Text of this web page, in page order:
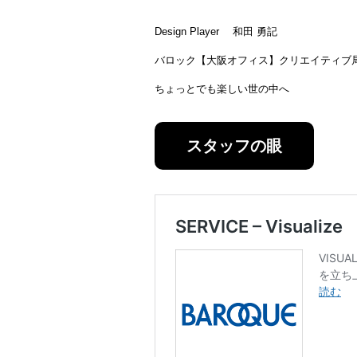
Design Player 和田 勇記
バロック【大阪オフィス】クリエイティブ
ちょっとでも楽しい世の中へ
スタッフの眼